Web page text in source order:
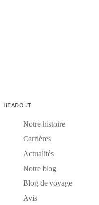
HEADOUT
Notre histoire
Carrières
Actualités
Notre blog
Blog de voyage
Avis